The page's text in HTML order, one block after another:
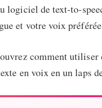
logiciel detext-to-
et votre voix
comment utiliser
en voix en un laps